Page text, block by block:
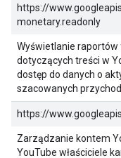
https://
monetary.readonly
Wyświetlanie
dotyczących treści w
dostęp do danych o
szacowanych
https://
Zarządzanie kontem
YouTube właściciele